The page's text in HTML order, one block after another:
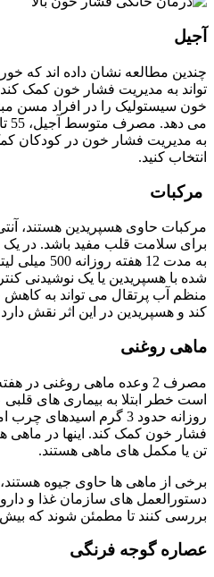
آجیل
چندین مطالعه نشان داده اند که
تواند به مدیریت فشار خون کمک
خون سیستولیک را در افراد مسن
به مدیریت فشار خون در کودکان
انتخاب کنید.
مرکبات
مرکبات حاوی هسپریدین هستند،
به مدت 12
شده با هسپریدین یا یک نوشیدنی
منظم آب پرتقال می تواند به
کند و هسپریدین در این اثر نقش
ماهی روغنی
مصرف 2 وعده ماهی روغنی در
است خطر ابتلا به بیماری های
فشار خون کمک کند. اینها در ماهی
تن یا مکمل های ماهی هستند.
برخی از ماهی ها حاوی جیوه هستند،
بررسی کنند تا مطمئن شوند که
عصاره گوجه فرنگی